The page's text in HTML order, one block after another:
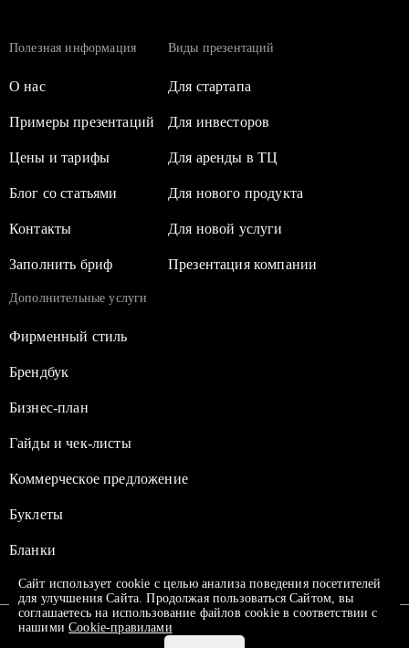
ПОЛУЧИТЬ РАСЧЕТ СТОИМОСТИ
Полезная информация
О нас
Примеры презентаций
Цены и тарифы
Блог со статьями
Контакты
Заполнить бриф
Виды презентаций
Для стартапа
Для инвесторов
Для аренды в ТЦ
Для нового продукта
Для новой услуги
Презентация компании
Дополнительные услуги
Фирменный стиль
Брендбук
Бизнес-план
Гайды и чек-листы
Коммерческое предложение
Буклеты
Бланки
© prezentacia.ru 2014 - 2026+7 (499) 499-26-25
Сайт использует cookie с целью анализа поведения посетителей
для улучшения Сайта. Продолжая пользоваться Сайтом, вы
соглашаетесь на использование файлов cookie в соответствии с
нашимиCookie-правилами